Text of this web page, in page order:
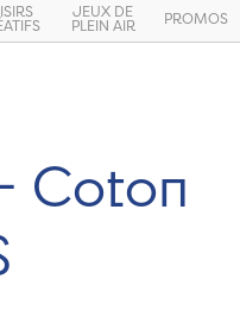
JEUX DE
PLEIN AIR PROMOS
Coton